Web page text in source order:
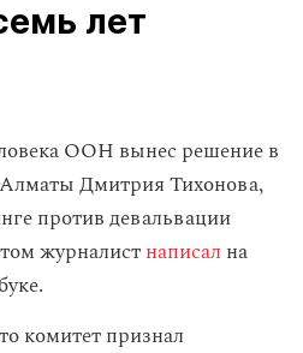
лет
ООН вынес решение в
Дмитрия Тихонова,
против девальвации
журналистнаписал на
комитет признал